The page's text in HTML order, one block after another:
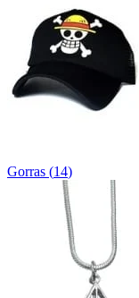
Gorras (14)